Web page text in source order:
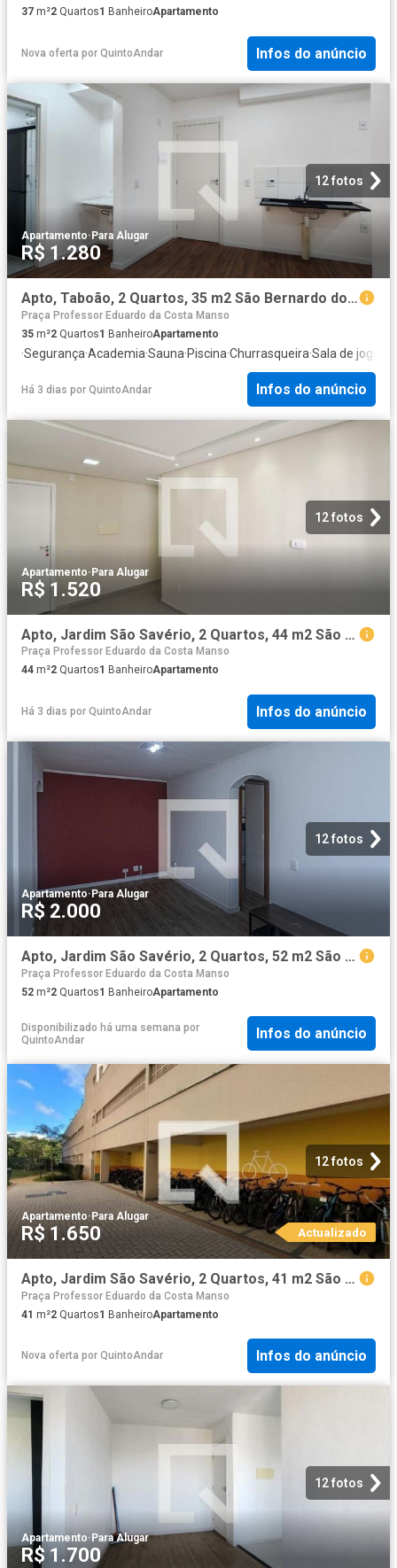
37 m²2 Quartos1 BanheiroApartamento
Nova oferta por QuintoAndar Infos do anúncio
12 fotos
Apartamento· Para Alugar
R$ 1.280
Apto, Taboão, 2 Quartos, 35 m2 São Bernardo do Campo
Praça Professor Eduardo da Costa Manso
35 m²2 Quartos1 BanheiroApartamento
·Segurança·Academia·Sauna·Piscina·Churrasqueira·Sala de jogos
Há 3 dias por QuintoAndar Infos do anúncio
12 fotos
Apartamento·Para Alugar
R$ 1.520
Apto, Jardim São Savério, 2 Quartos, 44 m2 São Paulo
Praça Professor Eduardo da Costa Manso
44 m²2 Quartos1 BanheiroApartamento
Há 3 dias por QuintoAndar Infos do anúncio
12 fotos
Apartamento·Para Alugar
R$ 2.000
Apto, Jardim São Savério, 2 Quartos, 52 m2 São Paulo
Praça Professor Eduardo da Costa Manso
52 m²2 Quartos1 BanheiroApartamento
Disponibilizado há uma semana por
QuintoAndar
Infos do anúncio
12 fotos
Apartamento·Para Alugar
R$ 1.650 Actualizado
Apto, Jardim São Savério, 2 Quartos, 41 m2 São Paulo
Praça Professor Eduardo da Costa Manso
41 m²2 Quartos1 BanheiroApartamento
Nova oferta por QuintoAndar Infos do anúncio
12 fotos
Apartamento· Para Alugar
R$ 1.700